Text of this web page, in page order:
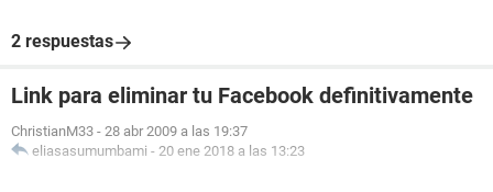
2 respuestas
Link para eliminar tu Facebook definitivamente
ChristianM33 - 28 abr 2009 a las 19:37
eliasasumumbami - 20 ene 2018 a las 13:23